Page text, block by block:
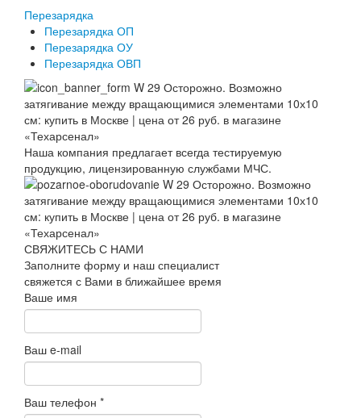
Перезарядка
Перезарядка ОП
Перезарядка ОУ
Перезарядка ОВП
Наша компания предлагает всегда тестируемую
продукцию, лицензированную службами МЧС.
СВЯЖИТЕСЬ С НАМИ
Заполните форму и наш специалист
свяжется с Вами в ближайшее время
Ваше имя
Ваш e-mail
Ваш телефон *